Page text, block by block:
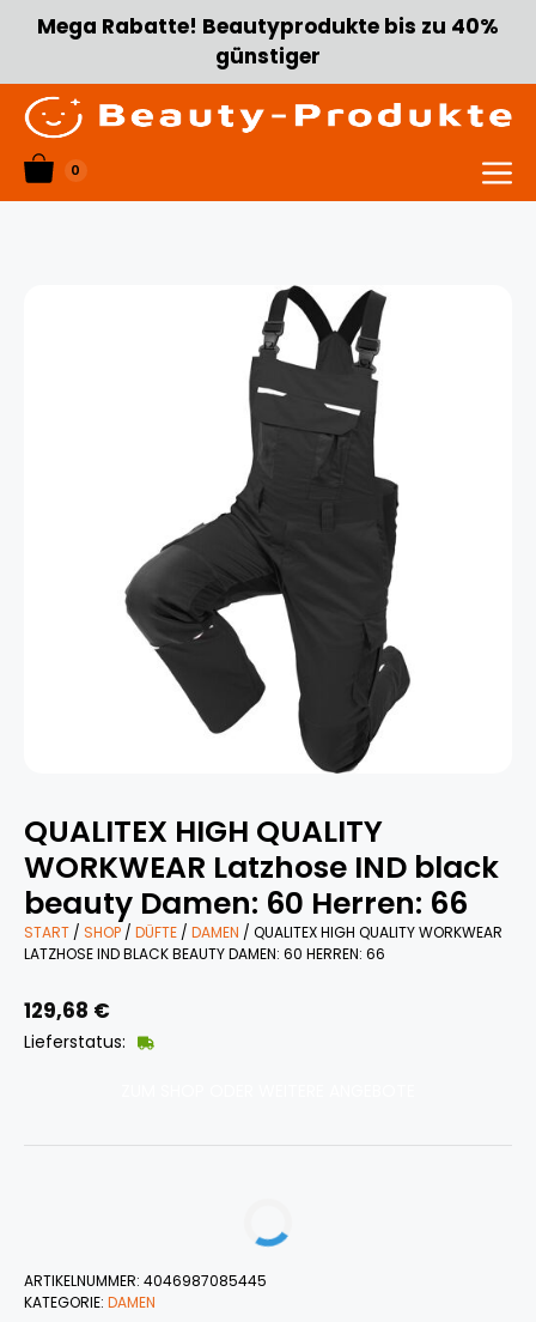
Zum
Inhalt
Mega Rabatte! Beautyprodukte bis zu 40%
günstiger
0
Menü
QUALITEX HIGH QUALITY
WORKWEAR Latzhose IND black
beauty Damen: 60 Herren: 66
START / SHOP / DÜFTE / DAMEN / QUALITEX HIGH QUALITY WORKWEAR
LATZHOSE IND BLACK BEAUTY DAMEN: 60 HERREN: 66
129,68 €
Lieferstatus:
ARTIKELNUMMER: 4046987085445
KATEGORIE: DAMEN